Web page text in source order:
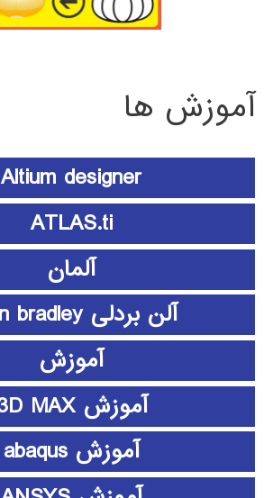
آموزش ها
Altium designer
ATLAS.ti
آلمان
آلن بردلی Allen bradley
آموزش
آموزش 3D MAX
آموزش abaqus